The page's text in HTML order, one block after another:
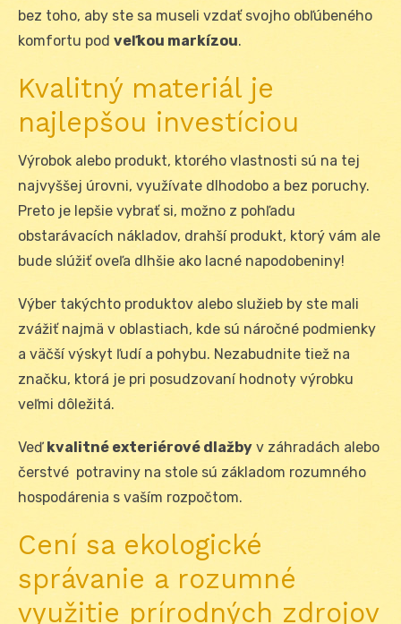
bez toho, aby ste sa museli vzdať svojho obľúbeného
komfortu pod veľkou markízou.
Kvalitný materiál je
najlepšou investíciou
Výrobok alebo produkt, ktorého vlastnosti sú na tej
najvyššej úrovni, využívate dlhodobo a bez poruchy.
Preto je lepšie vybrať si, možno z pohľadu
obstarávacích nákladov, drahší produkt, ktorý vám ale
bude slúžiť oveľa dlhšie ako lacné napodobeniny!
Výber takýchto produktov alebo služieb by ste mali
zvážiť najmä v oblastiach, kde sú náročné podmienky
a väčší výskyt ľudí a pohybu. Nezabudnite tiež na
značku, ktorá je pri posudzovaní hodnoty výrobku
veľmi dôležitá.
Veď kvalitné exteriérové dlažby v záhradách alebo
čerstvé potraviny na stole sú základom rozumného
hospodárenia s vaším rozpočtom.
Cení sa ekologické
správanie a rozumné
využitie prírodných zdrojov